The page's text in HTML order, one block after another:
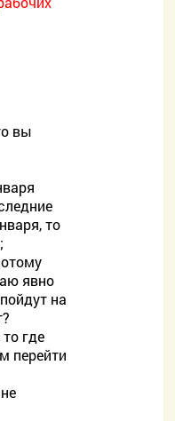
вы
то
явно
на
где
перейти